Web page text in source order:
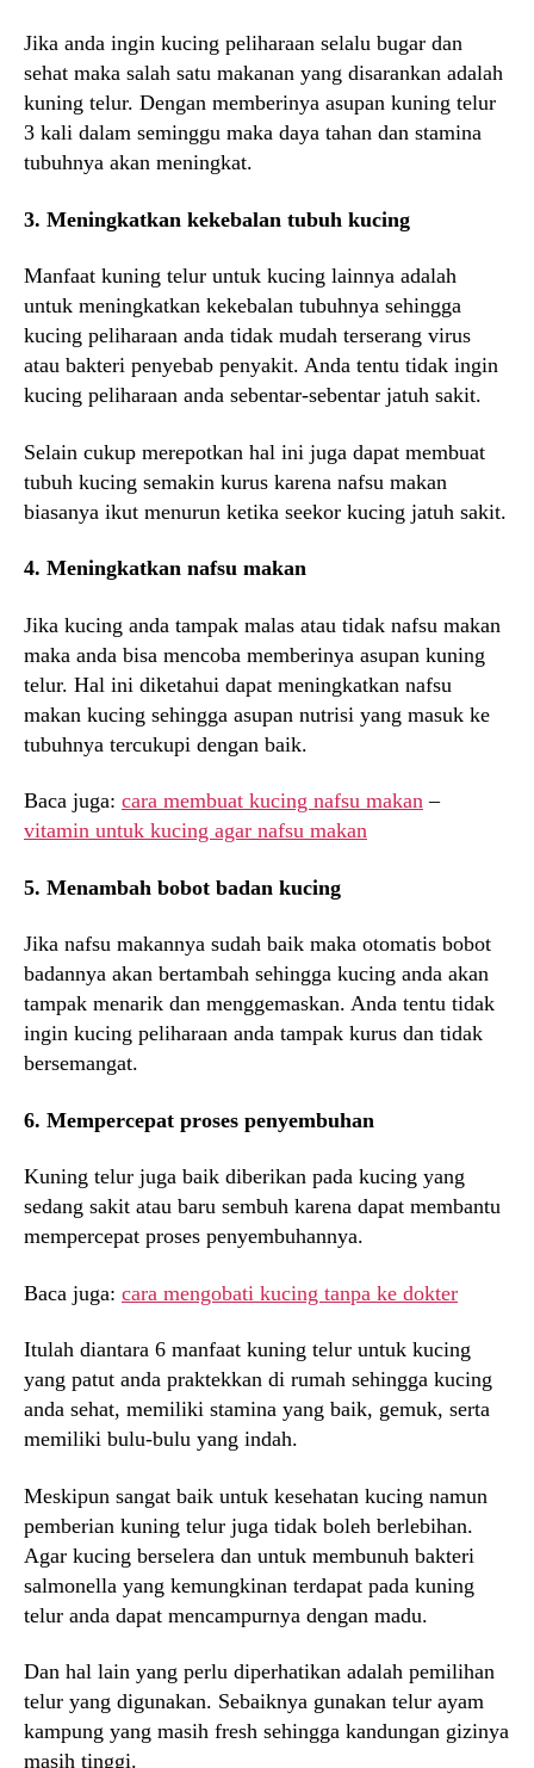
Jika anda ingin kucing peliharaan selalu bugar dan
sehat maka salah satu makanan yang disarankan adalah
kuning telur. Dengan memberinya asupan kuning telur
3 kali dalam seminggu maka daya tahan dan stamina
tubuhnya akan meningkat.
3. Meningkatkan kekebalan tubuh kucing
Manfaat kuning telur untuk kucing lainnya adalah
untuk meningkatkan kekebalan tubuhnya sehingga
kucing peliharaan anda tidak mudah terserang virus
atau bakteri penyebab penyakit. Anda tentu tidak ingin
kucing peliharaan anda sebentar-sebentar jatuh sakit.
Selain cukup merepotkan hal ini juga dapat membuat
tubuh kucing semakin kurus karena nafsu makan
biasanya ikut menurun ketika seekor kucing jatuh sakit.
4. Meningkatkan nafsu makan
Jika kucing anda tampak malas atau tidak nafsu makan
maka anda bisa mencoba memberinya asupan kuning
telur. Hal ini diketahui dapat meningkatkan nafsu
makan kucing sehingga asupan nutrisi yang masuk ke
tubuhnya tercukupi dengan baik.
Baca juga: cara membuat kucing nafsu makan –
vitamin untuk kucing agar nafsu makan
5. Menambah bobot badan kucing
Jika nafsu makannya sudah baik maka otomatis bobot
badannya akan bertambah sehingga kucing anda akan
tampak menarik dan menggemaskan. Anda tentu tidak
ingin kucing peliharaan anda tampak kurus dan tidak
bersemangat.
6. Mempercepat proses penyembuhan
Kuning telur juga baik diberikan pada kucing yang
sedang sakit atau baru sembuh karena dapat membantu
mempercepat proses penyembuhannya.
Baca juga: cara mengobati kucing tanpa ke dokter
Itulah diantara 6 manfaat kuning telur untuk kucing
yang patut anda praktekkan di rumah sehingga kucing
anda sehat, memiliki stamina yang baik, gemuk, serta
memiliki bulu-bulu yang indah.
Meskipun sangat baik untuk kesehatan kucing namun
pemberian kuning telur juga tidak boleh berlebihan.
Agar kucing berselera dan untuk membunuh bakteri
salmonella yang kemungkinan terdapat pada kuning
telur anda dapat mencampurnya dengan madu.
Dan hal lain yang perlu diperhatikan adalah pemilihan
telur yang digunakan. Sebaiknya gunakan telur ayam
kampung yang masih fresh sehingga kandungan gizinya
masih tinggi.